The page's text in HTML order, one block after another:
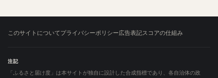
このサイトについてプライバシーポリシー広告表記スコアの仕組み
注記
「ふるさと届け度」は本サイトが独自に設計した合成指標であり、各自治体の政